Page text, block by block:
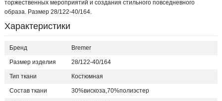
торжественных мероприятий и создания стильного повседневного
образа. Размер 28/122-40/164.
Характеристики
Бренд Bremer
Размер изделия 28/122-40/164
Тип ткани Костюмная
Состав ткани 30%вискоза,70%полиэстер